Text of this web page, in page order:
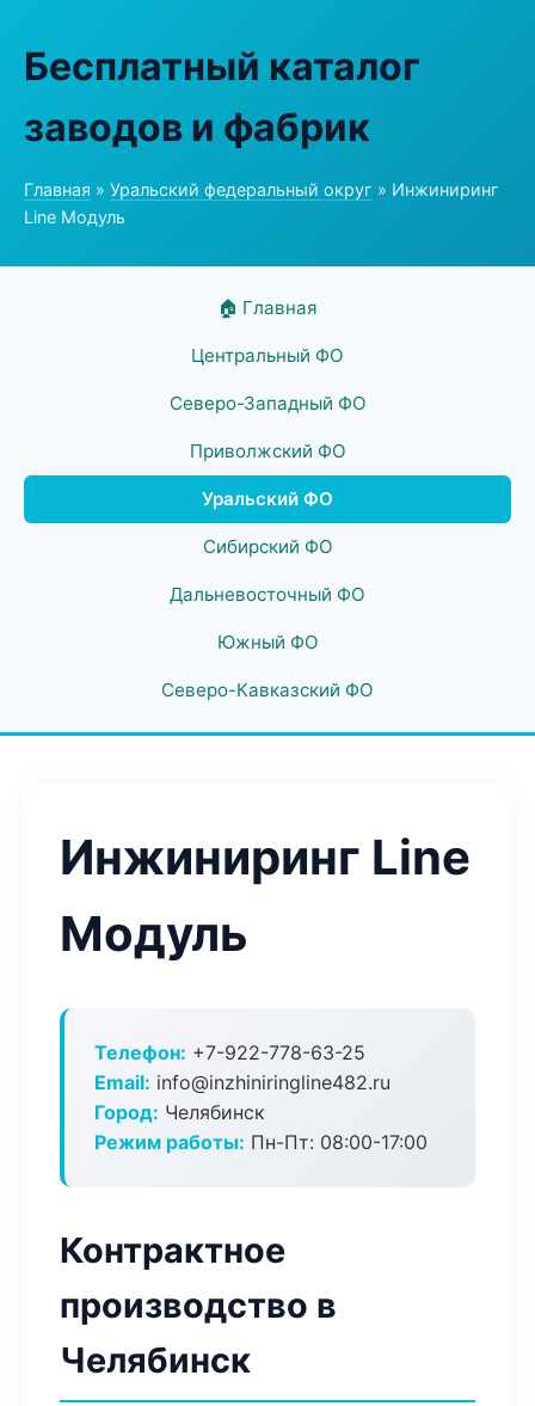
Бесплатный каталог
заводов и фабрик
Главная » Уральский федеральный округ » Инжиниринг
Line Модуль
🏠 Главная
Центральный ФО
Северо-Западный ФО
Приволжский ФО
Уральский ФО
Сибирский ФО
Дальневосточный ФО
Южный ФО
Северо-Кавказский ФО
Инжиниринг Line
Модуль
Телефон: +7-922-778-63-25
Email: info@inzhiniringline482.ru
Город: Челябинск
Режим работы: Пн-Пт: 08:00-17:00
Контрактное
производство в
Челябинск